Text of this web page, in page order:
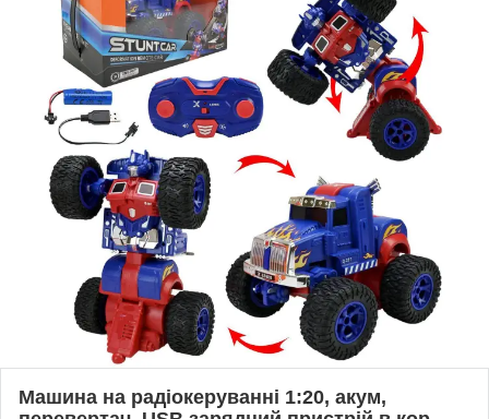
Машина на радіокеруванні 1:20, акум,